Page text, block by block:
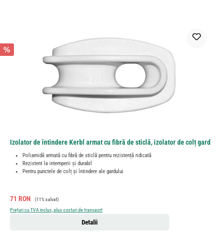
%
Izolator de întindere Kerbl armat cu fibră de sticlă, izolator de colț gard
Poliamidă armată cu fibră de sticlă pentru rezistență ridicată
Rezistent la intemperii și durabil
Pentru punctele de colț și întindere ale gardului
Preț de vânzare:
71 RON Preț obișnuit:
(11% salvat)
Prețuri cu TVA inclus, plus costuri de transport
Detalii